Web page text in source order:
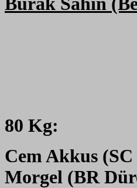
80 Kg:
Cem Akkus
Morgel (BR